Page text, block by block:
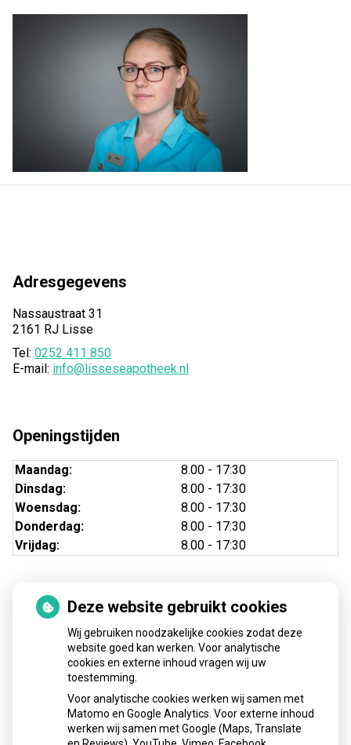
Adresgegevens
Nassaustraat 31
2161 RJ Lisse
Tel: 0252 411 850
E-mail: info@lisseseapotheek.nl
Openingstijden
Maandag:
8.00 - 17:30
Dinsdag:
8.00 - 17:30
Woensdag:
8.00 - 17:30
Donderdag:
8.00 - 17:30
Vrijdag:
8.00 - 17:30
Nieuws
Sinds huisartsen afslankmedicijnen mogen voorschrijven,
neemt gebruik toe
Schurft sinds corona geen vergeten ziekte meer: aantal
uitbraken fors gestegen
Stoppen met afslankmedicijnen betekent zonder
leefstijlaanpassingen weer gewichtstoename
Deze website gebruikt cookies
Wij gebruiken noodzakelijke cookies zodat deze
website goed kan werken. Voor analytische
cookies en externe inhoud vragen wij uw
toestemming.
Voor analytische cookies werken wij samen met
Matomo en Google Analytics. Voor externe inhoud
werken wij samen met Google (Maps, Translate